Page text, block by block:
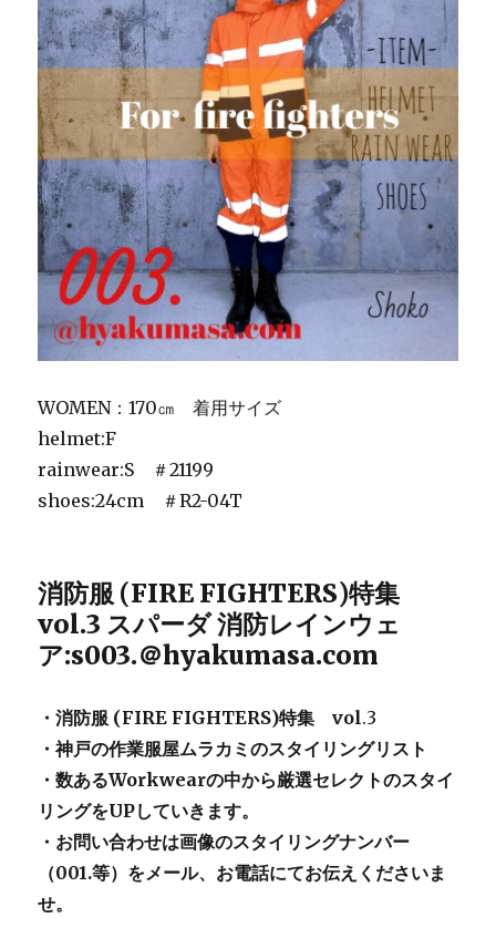
WOMEN：170㎝ 着用サイズ
helmet:F
rainwear:S ＃21199
shoes:24cm ＃R2-04T
消防服 (FIRE FIGHTERS)特集
vol.3 スパーダ 消防レインウェ
ア:s003.＠hyakumasa.com
・消防服 (FIRE FIGHTERS)特集 vol.3
・神戸の作業服屋ムラカミのスタイリングリスト
・数あるWorkwearの中から厳選セレクトのスタイ
リングをUPしていきます。
・お問い合わせは画像のスタイリングナンバー
（001.等）をメール、お電話にてお伝えくださいま
せ。